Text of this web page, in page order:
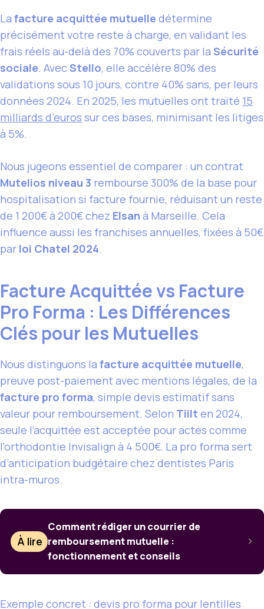
La facture acquittée mutuelle détermine
précisément votre reste à charge, en validant les
frais réels au-delà des 70% couverts par la Sécurité
sociale. Avec Stello, elle accélère 80% des
validations sous 10 jours, contre 40% sans, per leurs
données 2024. En 2025, les mutuelles ont traité 15
milliards d’euros sur ces bases, minimisant les litiges
à 5%.
Nous jugeons essentiel de comparer : un contrat
Mutelios niveau 3 rembourse 300% de la base pour
hospitalisation si facture fournie, réduisant un reste
de 1 200€ à 200€ chez Elsan à Marseille. Cela
influence aussi les franchises annuelles, fixées à 50€
par loi Chatel 2024.
Facture Acquittée vs Facture
Pro Forma : Les Différences
Clés pour les Mutuelles
Nous distinguons la facture acquittée mutuelle,
preuve post-paiement avec mentions légales, de la
facture pro forma, simple devis estimatif sans
valeur pour remboursement. Selon Tiilt en 2024,
seule l’acquittée est acceptée pour actes comme
l’orthodontie Invisalign à 4 500€. La pro forma sert
d’anticipation budgétaire chez dentistes Paris
intra-muros.
À lire
Comment rédiger un courrier de
remboursement mutuelle :
fonctionnement et conseils
Exemple concret : devis pro forma pour lentilles